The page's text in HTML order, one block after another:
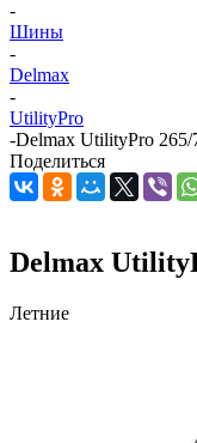
-
Шины
-
Delmax
-
UtilityPro
-Delmax UtilityPro 265/
Поделиться
Delmax
Летние